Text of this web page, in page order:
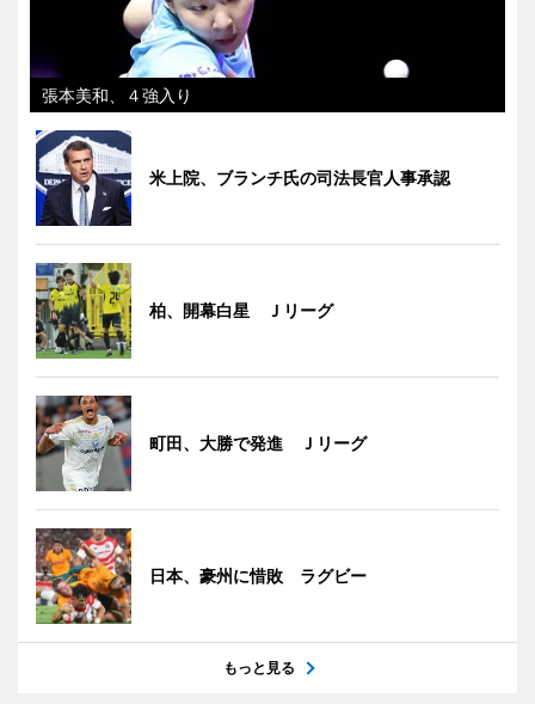
張本美和、４強入り
米上院、ブランチ氏の司法長官人事承認
柏、開幕白星 Ｊリーグ
町田、大勝で発進 Ｊリーグ
日本、豪州に惜敗 ラグビー
もっと見る